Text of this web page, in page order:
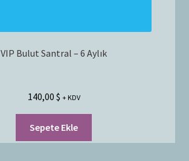
VIP Bulut Santral – 6 Aylık
140,00 $ + KDV
Sepete Ekle